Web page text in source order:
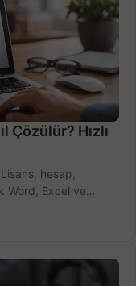
Çözülür? Hızlı
hesap,
Word, Excel ve